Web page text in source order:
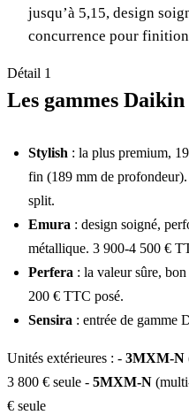
jusqu’à 5,15, design
concurrence pour
Détail 1
Les gammes
Stylish : la plus premium,
fin (189 mm de
split.
Emura : design soigné,
métallique. 3 900-4 500 €
Perfera : la valeur sûre,
200 € TTC posé.
Sensira : entrée de gamme
Unités extérieures : - 3MXM-N
3 800 € seule - 5MXM-N
€ seule